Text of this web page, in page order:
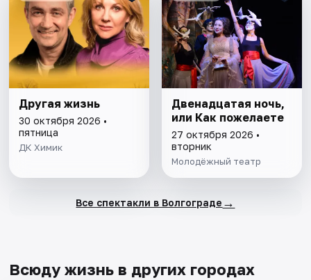
Другая жизнь
30 октября 2026 •
пятница
ДК Химик
Двенадцатая ночь,
или Как пожелаете
27 октября 2026 •
вторник
Молодёжный театр
Все спектакли в Волгограде →
Всюду жизнь в других городах